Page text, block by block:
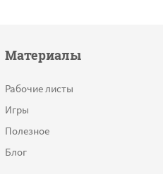
Материалы
Рабочие листы
Игры
Полезное
Блог